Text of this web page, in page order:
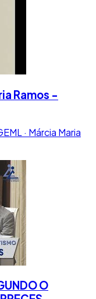
Ramos -
· Márcia Maria
O